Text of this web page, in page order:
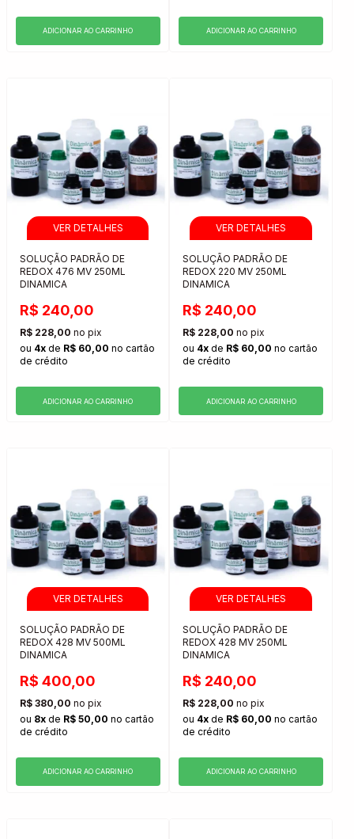
ADICIONAR AO CARRINHO ADICIONAR AO CARRINHO
SOLUÇÃO PADRÃO DE
REDOX 476 MV 250ML
DINAMICA
R$ 240,00
R$ 228,00 no pix
ou 4x de R$ 60,00 no cartão
de crédito
ADICIONAR AO CARRINHO
SOLUÇÃO PADRÃO DE
REDOX 220 MV 250ML
DINAMICA
R$ 240,00
R$ 228,00 no pix
ou 4x de R$ 60,00 no cartão
de crédito
ADICIONAR AO CARRINHO
SOLUÇÃO PADRÃO DE
REDOX 428 MV 500ML
DINAMICA
R$ 400,00
R$ 380,00 no pix
ou 8x de R$ 50,00 no cartão
de crédito
ADICIONAR AO CARRINHO
SOLUÇÃO PADRÃO DE
REDOX 428 MV 250ML
DINAMICA
R$ 240,00
R$ 228,00 no pix
ou 4x de R$ 60,00 no cartão
de crédito
ADICIONAR AO CARRINHO